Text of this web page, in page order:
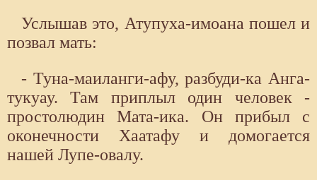
Услышав это, Атупуха-имоана пошел и
позвал мать:
- Туна-маиланги-афу, разбуди-ка Анга-
тукуау. Там приплыл один человек -
простолюдин Мата-ика. Он прибыл с
оконечности Хаатафу и домогается
нашей Лупе-овалу.